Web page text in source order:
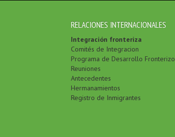
RELACIONES INTERNACIONALES
Integración fronteriza
Comités de Integracion
Programa de Desarrollo Fronterizo
Reuniones
Antecedentes
Hermanamientos
Registro de Inmigrantes